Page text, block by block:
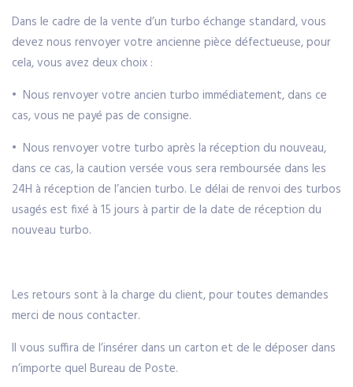
Dans le cadre de la vente d’un turbo échange standard, vous
devez nous renvoyer votre ancienne pièce défectueuse, pour
cela, vous avez deux choix :
• Nous renvoyer votre ancien turbo immédiatement, dans ce
cas, vous ne payé pas de consigne.
• Nous renvoyer votre turbo après la réception du nouveau,
dans ce cas, la caution versée vous sera remboursée dans les
24H à réception de l’ancien turbo. Le délai de renvoi des turbos
usagés est fixé à 15 jours à partir de la date de réception du
nouveau turbo.
Les retours sont à la charge du client, pour toutes demandes
merci de nous contacter.
Il vous suffira de l’insérer dans un carton et de le déposer dans
n’importe quel Bureau de Poste.